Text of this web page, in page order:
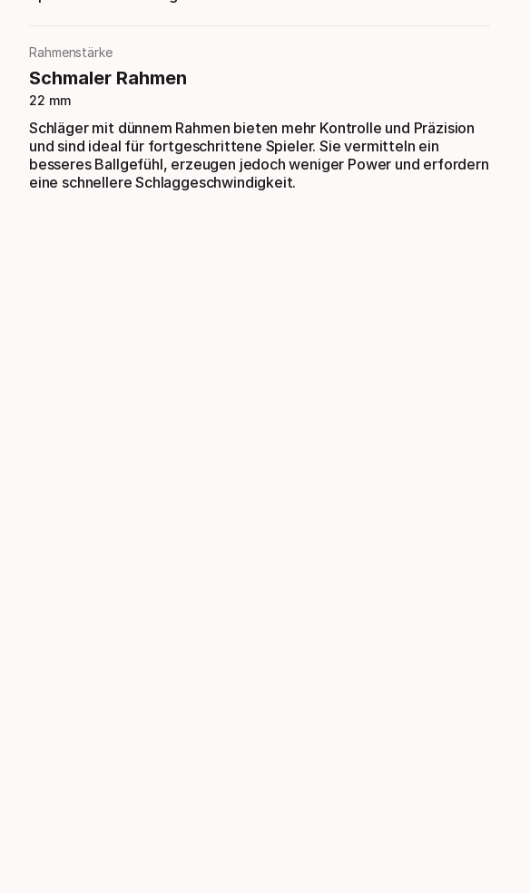
Rahmenstärke
Schmaler Rahmen
22 mm
Schläger mit dünnem Rahmen bieten mehr Kontrolle und Präzision
und sind ideal für fortgeschrittene Spieler. Sie vermitteln ein
besseres Ballgefühl, erzeugen jedoch weniger Power und erfordern
eine schnellere Schlaggeschwindigkeit.